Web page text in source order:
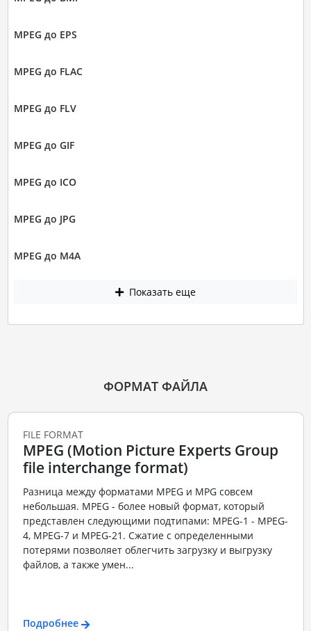
MPEG до EPS
MPEG до FLAC
MPEG до FLV
MPEG до GIF
MPEG до ICO
MPEG до JPG
MPEG до M4A
Показать еще
ФОРМАТ ФАЙЛА
FILE FORMAT
MPEG (Motion Picture Experts Group
file interchange format)
Разница между форматами MPEG и MPG совсем
небольшая. MPEG - более новый формат, который
представлен следующими подтипами: MPEG-1 - MPEG-
4, MPEG-7 и MPEG-21. Сжатие с определенными
потерями позволяет облегчить загрузку и выгрузку
файлов, а также умен...
Подробнее